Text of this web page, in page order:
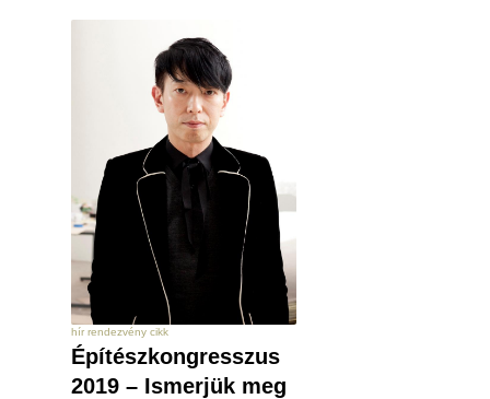
hír rendezvény cikk
Építészkongresszus
2019 – Ismerjük meg